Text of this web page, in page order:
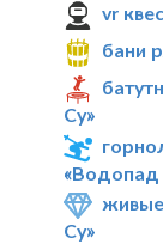
vr
бани
Су»
«Водопад
Су»